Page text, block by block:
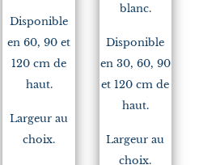
Disponible
en 60, 90 et
120 cm de
haut.
Largeur au
choix.
blanc.
Disponible
en 30, 60, 90
et 120 cm de
haut.
Largeur au
choix.